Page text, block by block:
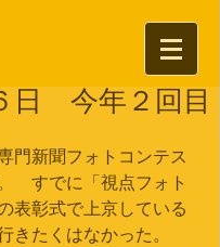
日 今年２回目
門新聞フォトコンテス
　すでに「視点フォト
表彰式で上京している
きたくはなかった。